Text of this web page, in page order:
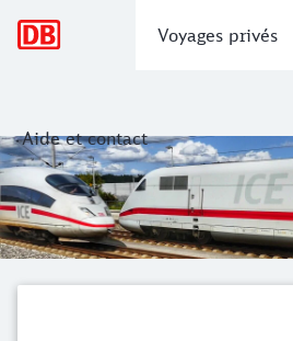
Voyages privés
Aide et contact
Notre parc et notre